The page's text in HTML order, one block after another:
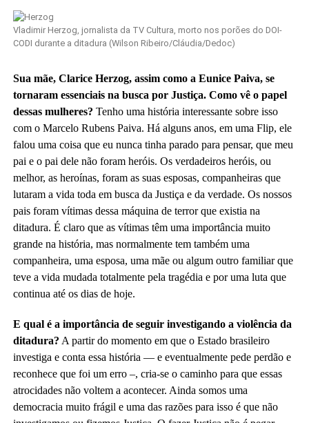
Vladimir Herzog, jornalista da TV Cultura, morto nos porões do DOI-
CODI durante a ditadura (Wilson Ribeiro/Cláudia/Dedoc)
Sua mãe, Clarice Herzog, assim como a Eunice Paiva, se
tornaram essenciais na busca por Justiça. Como vê o papel
dessas mulheres? Tenho uma história interessante sobre isso
com o Marcelo Rubens Paiva. Há alguns anos, em uma Flip, ele
falou uma coisa que eu nunca tinha parado para pensar, que meu
pai e o pai dele não foram heróis. Os verdadeiros heróis, ou
melhor, as heroínas, foram as suas esposas, companheiras que
lutaram a vida toda em busca da Justiça e da verdade. Os nossos
pais foram vítimas dessa máquina de terror que existia na
ditadura. É claro que as vítimas têm uma importância muito
grande na história, mas normalmente tem também uma
companheira, uma esposa, uma mãe ou algum outro familiar que
teve a vida mudada totalmente pela tragédia e por uma luta que
continua até os dias de hoje.
E qual é a importância de seguir investigando a violência da
ditadura? A partir do momento em que o Estado brasileiro
investiga e conta essa história — e eventualmente pede perdão e
reconhece que foi um erro –, cria-se o caminho para que essas
atrocidades não voltem a acontecer. Ainda somos uma
democracia muito frágil e uma das razões para isso é que não